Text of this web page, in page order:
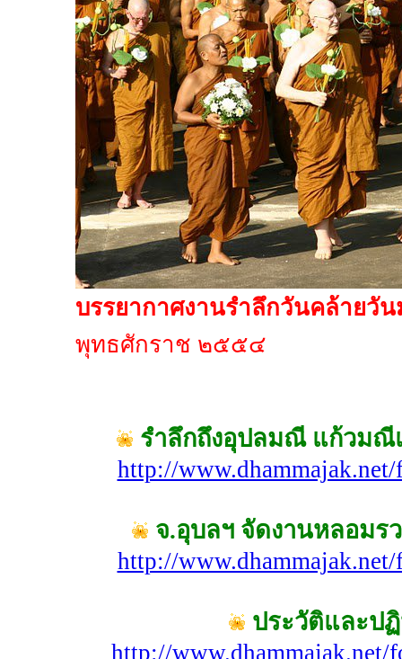
บรรยากาศงานรำลึกวันคล้ายวั
พุทธศักราช ๒๕๕๔
รำลึกถึงอุปลมณี แก้วมณี
http://
จ.อุบลฯ จัดงานหลอมร
http://
ประวัติและป
http://